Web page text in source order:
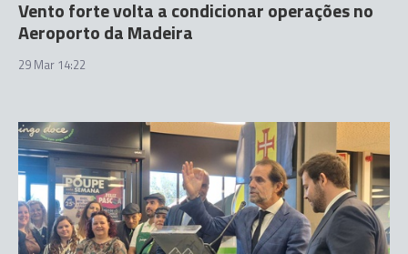
Vento forte volta a condicionar operações no
Aeroporto da Madeira
29 Mar 14:22